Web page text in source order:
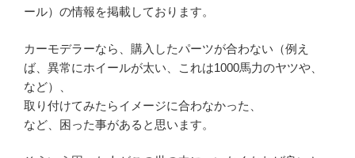
ール）の情報を掲載しております。
カーモデラーなら、購入したパーツが合わない（例え
ば、異常にホイールが太い、これは1000馬力のヤツや、
など）、
取り付けてみたらイメージに合わなかった、
など、困った事があると思います。